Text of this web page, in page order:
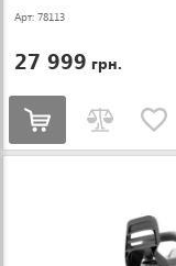
Арт: 78113
27 999 грн.